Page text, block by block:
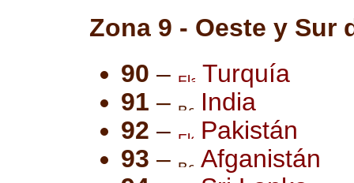
Zona 9 - Oeste y Sur
90 –
Turquía
91 –
India
92 –
Pakistán
93 –
Afganistán